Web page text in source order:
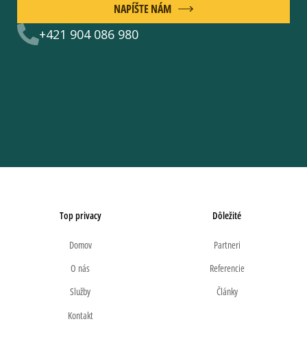
+421 904 086 980
NAPÍŠTE NÁM
Top privacy
Domov
O nás
Služby
Kontakt
Dôležité
Partneri
Referencie
Články